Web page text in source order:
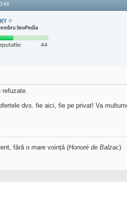
SeoPedia
44
refuzate.
dvs. fie aici, fie pe privat! Va
fără o mare voință (Honoré de Balzac)